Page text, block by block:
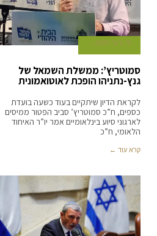
15 ביוני 2020
סמוטריץ’: ממשלת השמאל של
גנץ-נתניהו הופכת לאוטואמונית
לקראת הדיון שיתקיים בעוד כשעה בועדת
כספים, ח”כ סמוטריץ’ סביב הפטור ממיסים
לארגוני סיוע בינלאומיים אמר יו”ר האיחוד
הלאומי, ח”כ
קרא עוד ←